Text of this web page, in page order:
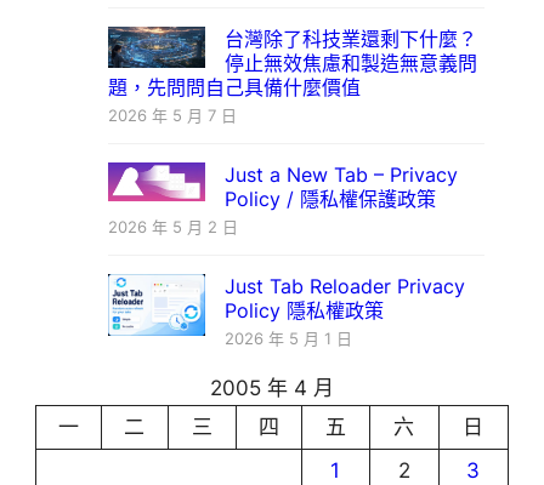
台灣除了科技業還剩下什麼？
停止無效焦慮和製造無意義問
題，先問問自己具備什麼價值
2026 年 5 月 7 日
Just a New Tab – Privacy
Policy / 隱私權保護政策
2026 年 5 月 2 日
Just Tab Reloader Privacy
Policy 隱私權政策
2026 年 5 月 1 日
2005 年 4 月
一
二 三 四 五 六
日
1
2
3